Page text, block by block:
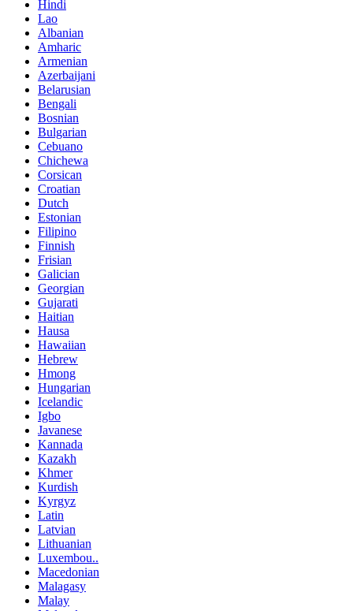
Hindi
Lao
Albanian
Amharic
Armenian
Azerbaijani
Belarusian
Bengali
Bosnian
Bulgarian
Cebuano
Chichewa
Corsican
Croatian
Dutch
Estonian
Filipino
Finnish
Frisian
Galician
Georgian
Gujarati
Haitian
Hausa
Hawaiian
Hebrew
Hmong
Hungarian
Icelandic
Igbo
Javanese
Kannada
Kazakh
Khmer
Kurdish
Kyrgyz
Latin
Latvian
Lithuanian
Luxembou..
Macedonian
Malagasy
Malay